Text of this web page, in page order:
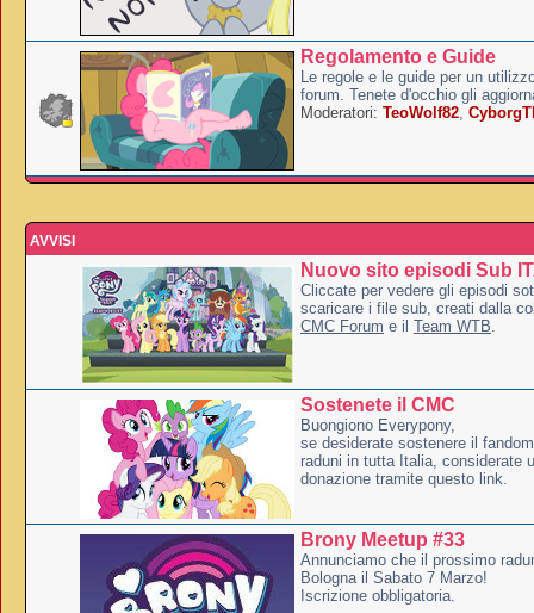
Regolamento e Guide
Le regole e le guide per un
forum. Tenete d'occhio gli
Moderatori: TeoWolf82,
AVVISI
Nuovo sito episodi Sub
Cliccate per vedere gli episodi
scaricare i file sub, creati dalla
CMC Forum e il Team WTB.
Sostenete il CMC
Buongiono Everypony,
se desiderate sostenere il
raduni in tutta Italia, considerate
donazione tramite questo link.
Brony Meetup #33
Annunciamo che il prossimo
Bologna il Sabato 7 Marzo!
Iscrizione obbligatoria.